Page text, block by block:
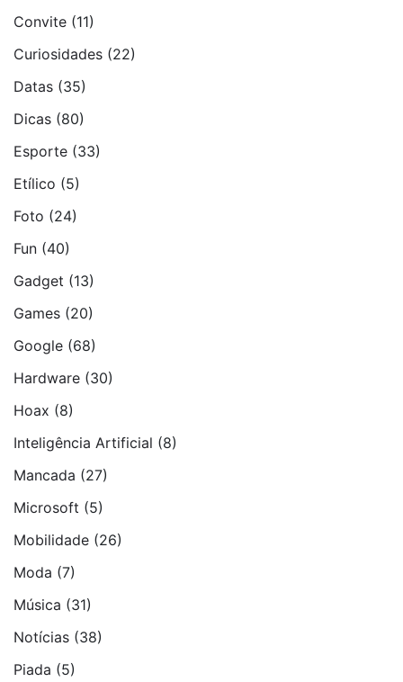
Convite (11)
Curiosidades (22)
Datas (35)
Dicas (80)
Esporte (33)
Etí­lico (5)
Foto (24)
Fun (40)
Gadget (13)
Games (20)
Google (68)
Hardware (30)
Hoax (8)
Inteligência Artificial (8)
Mancada (27)
Microsoft (5)
Mobilidade (26)
Moda (7)
Música (31)
Notí­cias (38)
Piada (5)